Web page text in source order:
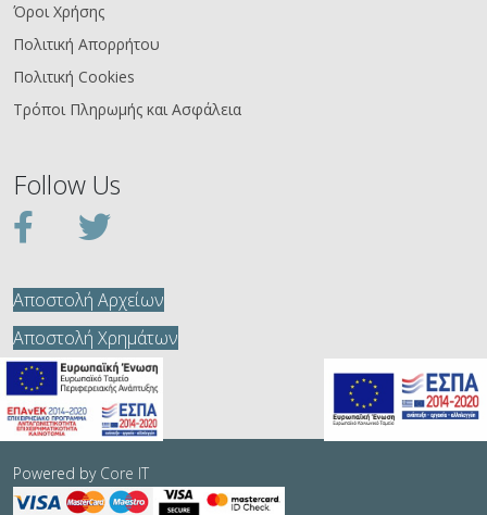
Όροι Χρήσης
Πολιτική Απορρήτου
Πολιτική Cookies
Τρόποι Πληρωμής και Ασφάλεια
Follow Us
Αποστολή Αρχείων
Αποστολή Χρημάτων
Powered by Core IT